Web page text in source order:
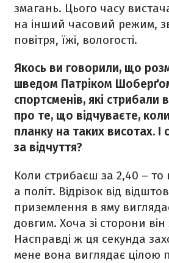
змагань. Цього часу
на інший часовий режим,
повітря, їжі, вологості.
Якось ви говорили, що
шведом Патріком
спортсменів, які стрибали
про те, що відчуваєте,
планку на таких висотах. І
за відчуття?
Коли стрибаєш за 2,40 – то
а політ. Відрізок від
приземлення в яму
довгим. Хоча зі сторони
Насправді ж ця секунда
мене вона виглядає цілою